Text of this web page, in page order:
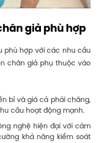
giả phù hợp
phù hợp với các nhu cầu
chân giả phụ thuộc vào
bỉ và giá cả phải chăng,
cầu hoạt động mạnh.
nghệ hiện đại với cảm
khả năng kiểm soát